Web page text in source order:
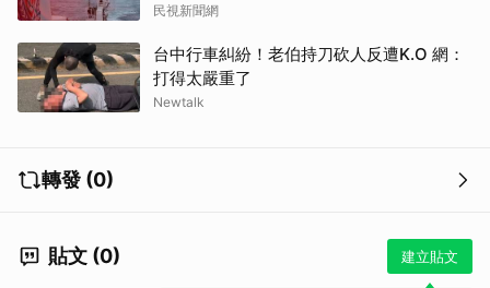
民視新聞網
台中行車糾紛！老伯持刀砍人反遭K.O 網：
打得太嚴重了
Newtalk
轉發 (0)
貼文 (0) 建立貼文